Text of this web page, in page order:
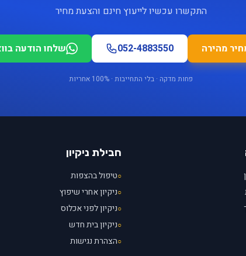
התקשרו עכשיו לייעוץ חינם והצעת מחיר
מהירה 052-4883550 שלחו הודעה
פחות מדקה · בלי התחייבות · 100% אחריות
חבילת ניקיון
○טיפול בהצפות
○ניקיון אחרי שיפוץ
○ניקיון לפני אכלוס
○ניקיון בית חדש
○הצהרת נגישות